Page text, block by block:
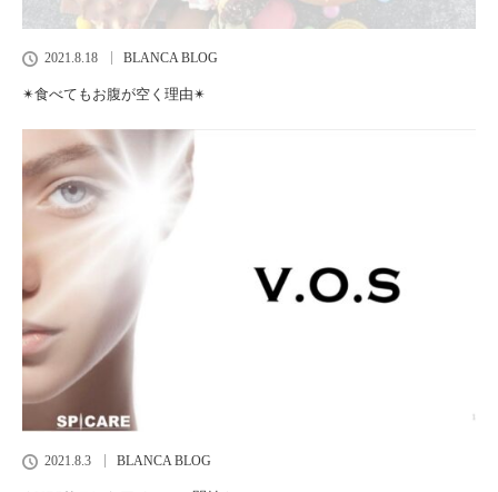
2021.8.18 BLANCA BLOG
✴︎食べてもお腹が空く理由✴︎
2021.8.3 BLANCA BLOG